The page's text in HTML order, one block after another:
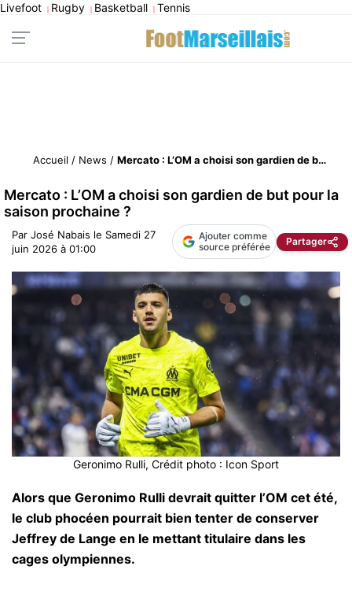
Livefoot | Rugby | Basketball | Tennis
Accueil / News / Mercato : L’OM a choisi son gardien de but pour la saison prochaine ?
Mercato : L’OM a choisi son gardien de but pour la
saison prochaine ?
Par José Nabais le Samedi 27
juin 2026 à 01:00
Ajouter comme
source préférée
Partager
Geronimo Rulli, Crédit photo : Icon Sport
Alors que Geronimo Rulli devrait quitter l’OM cet été,
le club phocéen pourrait bien tenter de conserver
Jeffrey de Lange en le mettant titulaire dans les
cages olympiennes.